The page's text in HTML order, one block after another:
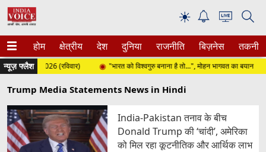
☀
होम क्षेत्रीय देश दुनिया राजनीति बिज़नेस तकनीक
न्यूज़ फ्लैश
अगस्त 2026 (रविवार) "भारत को विश्वगुरु बनाना है तो...", मोहन भागवत का बयान
Trump Media Statements News in Hindi
India-Pakistan तनाव के बीच
Donald Trump की ‘चांदी’, अमेरिका
को मिल रहा कूटनीतिक और आर्थिक लाभ